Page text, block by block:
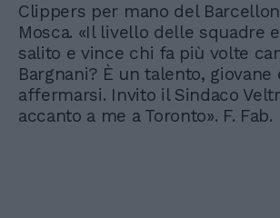
Clippers per mano del
Mosca. «Il livello delle squadre
salito e vince chi fa più volte
Bargnani? È un talento, giovane
affermarsi. Invito il Sindaco
accanto a me a Toronto». F. Fab.